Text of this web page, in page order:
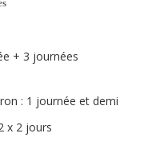
+ 3 journées
: 1 journée et demi
x 2 jours